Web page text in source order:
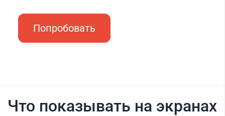
Попробовать
Что показывать на экранах